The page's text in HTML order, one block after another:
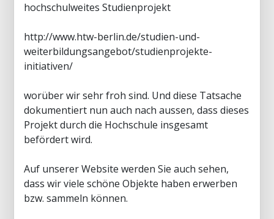
hochschulweites Studienprojekt
http://www.htw-berlin.de/studien-und-
weiterbildungsangebot/studienprojekte-
initiativen/
worüber wir sehr froh sind. Und diese Tatsache
dokumentiert nun auch nach aussen, dass dieses
Projekt durch die Hochschule insgesamt
befördert wird.
Auf unserer Website werden Sie auch sehen,
dass wir viele schöne Objekte haben erwerben
bzw. sammeln können.